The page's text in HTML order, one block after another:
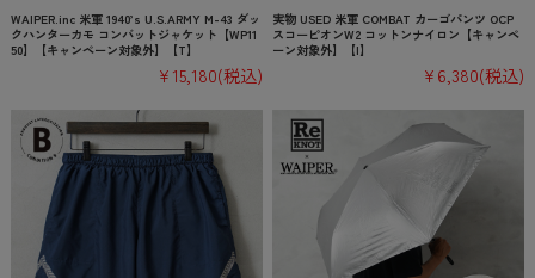
WAIPER.inc 米軍 1940’s U.S.ARMY M-43 ダッ
クハンターカモ コンバットジャケット【WP11
50】【キャンペーン対象外】【T】
¥15,180(税込)
実物 USED 米軍 COMBAT カーゴパンツ OCP
スコーピオンW2 コットンナイロン【キャンペ
ーン対象外】【I】
¥6,380(税込)